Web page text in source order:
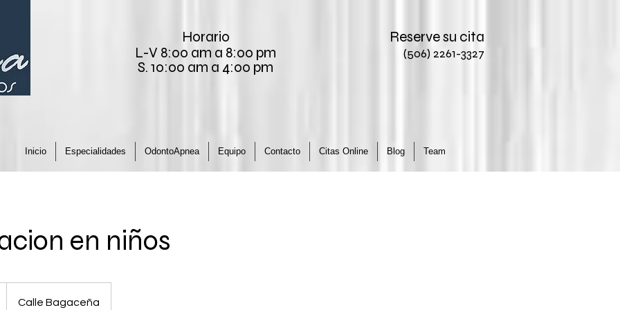
Horario
L-V 8:00 am a 8:00 pm
S. 10:00 am a 4:00 pm
Reserve su cita
(506) 2261-3327
Inicio Especialidades OdontoApnea Equipo Contacto Citas Online Blog Team
en niños
Calle Bagaceña